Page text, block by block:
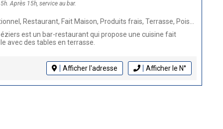
Après 15h, service au bar.
Maison, Produits frais, Terrasse, Poissons et coquillages, Tapas, Repas de groupe, Animaux bienvenus, Burger, Grillades
est un bar-restaurant qui propose une cuisine fait
avec des tables en terrasse.
Afficher l'adresse Afficher le N°